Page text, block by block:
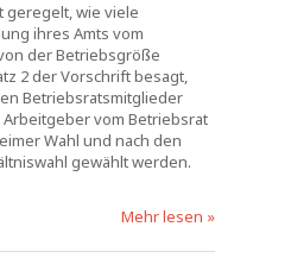
geregelt, wie viele
ihres Amts vom
der Betriebsgröße
2 der Vorschrift besagt,
Betriebsratsmitglieder
vom Betriebsrat
Wahl und nach den
gewählt werden.
Mehr lesen »